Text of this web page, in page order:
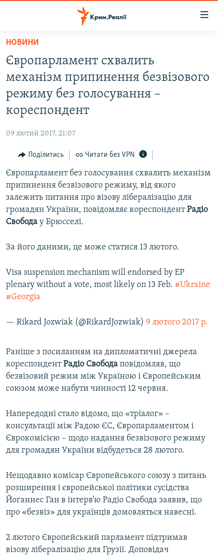
Перейти
основного
матеріалу
до
основної
Перейти
пошуку
ВОДА.КРИМ
ВІДЕО ТА ФОТО
ІНТЕРВ'Ю
ВСЕ ЗА ДЕНЬ
СПЕЦПРОЕКТИ
ДЕПОРТАЦІЯ
ВІДЕОУРОКИ «ELIFBE»
СВІДЧЕННЯ ОКУПАЦІЇ
ІНФОГРАФІКА
ЯК ОБІЙТИ БЛОКУВАННЯ
Qırımtatar
ДОЛУЧАЙСЯ!
Усі сайти RFE/RL
НОВИНИ
Європарламент схвалить
механізм припинення безвізового
режиму без голосування –
кореспондент
09 лютий 2017, 21:07
Поділитись Читати без VPN
Європарламент без голосування схвалить механізм
припинення безвізового режиму, від якого
залежить питання про візову лібералізацію для
громадян України, повідомляє кореспондентРадіо
Свобода у Брюсселі.
За його даними, це може статися 13 лютого.
Visa suspension mechanism will endorsed by EP
plenary without a vote, most likely on 13 Feb. #Ukraine
#Georgia
— Rikard Jozwiak (@RikardJozwiak) 9 лютого 2017 р.
Раніше з посиланням на дипломатичні джерела
кореспондентРадіо Свобода повідомляв, що
безвізовий режим між Україною і Європейським
союзом може набути чинності 12 червня.
Напередодні стало відомо, що «тріалог» –
консультації між Радою ЄС, Європарламентом і
Єврокомісією – щодо надання безвізового режиму
для громадян України відбудеться 28 лютого.
Нещодавно комісар Європейського союзу з питань
розширення і європейської політики сусідства
Йоганнес Ган в інтерв’ю Радіо Свобода заявив, що
про «безвіз» для українців домовляться навесні.
2 лютого Європейський парламент підтримав
візову лібералізацію для Грузії. Доповідач